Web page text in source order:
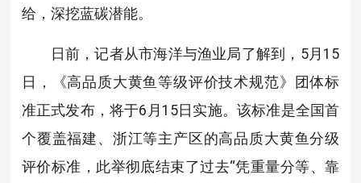
给，深挖蓝碳潜能。
日前，记者从市海洋与渔业局了解到，5月15
日，《高品质大黄鱼等级评价技术规范》团体标
准正式发布，将于6月15日实施。该标准是全国首
个覆盖福建、浙江等主产区的高品质大黄鱼分级
评价标准，此举彻底结束了过去“凭重量分等、靠